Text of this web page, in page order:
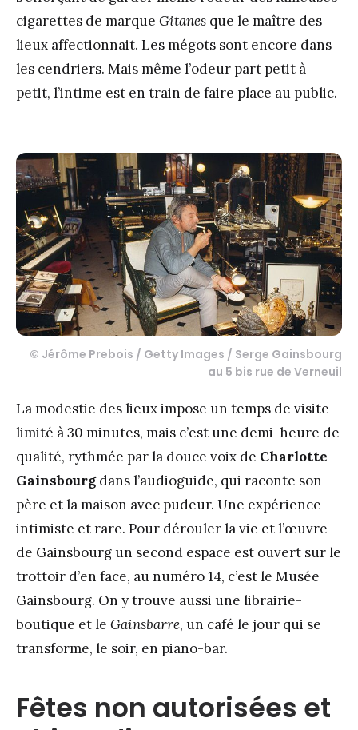
cigarettes de marque Gitanes que le maître des
lieux affectionnait. Les mégots sont encore dans
les cendriers. Mais même l’odeur part petit à
petit, l’intime est en train de faire place au public.
© Jérôme Prebois / Getty Images / Serge Gainsbourg
au 5 bis rue de Verneuil
La modestie des lieux impose un temps de visite
limité à 30 minutes, mais c’est une demi-heure de
qualité, rythmée par la douce voix de Charlotte
Gainsbourgdans l’audioguide, qui raconte son
père et la maison avec pudeur. Une expérience
intimiste et rare. Pour dérouler la vie et l’œuvre
de Gainsbourg un second espace est ouvert sur le
trottoir d’en face, au numéro 14, c’est le Musée
Gainsbourg. On y trouve aussi une librairie-
boutique et le Gainsbarre, un café le jour qui se
transforme, le soir, en piano-bar.
Fêtes non autorisées et